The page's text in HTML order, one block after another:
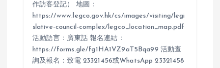
作訪客登記） 地圖：
https://www.legco.gov.hk/cs/images/visiting/legi
slative-council-complex/legco_location_map.pdf
活動語言：廣東話 報名連結：
https://forms.gle/fg1HA1VZ9aT5Bqa99 活動查
詢及報名：致電 23321456或WhatsApp 23321458